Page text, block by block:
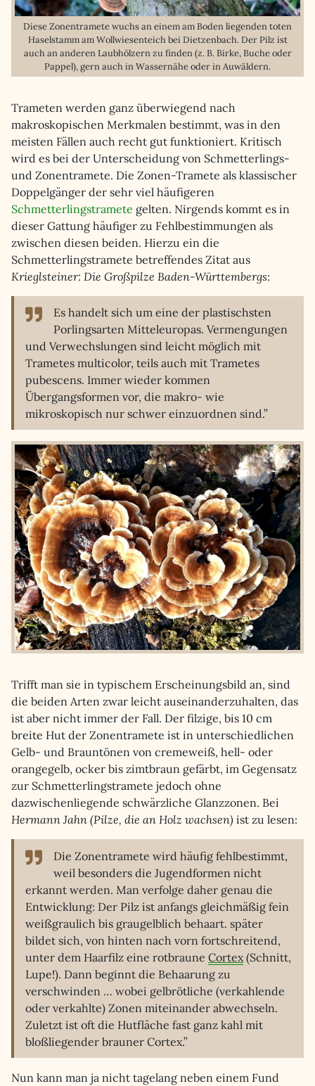
Diese Zonentramete wuchs an einem am Boden liegenden toten
Haselstamm am Wollwiesenteich bei Dietzenbach. Der Pilz ist
auch an anderen Laubhölzern zu finden (z. B. Birke, Buche oder
Pappel), gern auch in Wassernähe oder in Auwäldern.
Trameten werden ganz überwiegend nach
makroskopischen Merkmalen bestimmt, was in den
meisten Fällen auch recht gut funktioniert. Kritisch
wird es bei der Unterscheidung von Schmetterlings-
und Zonentramete. Die Zonen-Tramete als klassischer
Doppelgänger der sehr viel häufigeren
Schmetterlingstramete gelten. Nirgends kommt es in
dieser Gattung häufiger zu Fehlbestimmungen als
zwischen diesen beiden. Hierzu ein die
Schmetterlingstramete betreffendes Zitat aus
Krieglsteiner: Die Großpilze Baden-Württembergs:
Es handelt sich um eine der plastischsten
Porlingsarten Mitteleuropas. Vermengungen
und Verwechslungen sind leicht möglich mit
Trametes multicolor, teils auch mit Trametes
pubescens. Immer wieder kommen
Übergangsformen vor, die makro- wie
mikroskopisch nur schwer einzuordnen sind.”
Trifft man sie in typischem Erscheinungsbild an, sind
die beiden Arten zwar leicht auseinanderzuhalten, das
ist aber nicht immer der Fall. Der filzige, bis 10 cm
breite Hut der Zonentramete ist in unterschiedlichen
Gelb- und Brauntönen von cremeweiß, hell- oder
orangegelb, ocker bis zimtbraun gefärbt, im Gegensatz
zur Schmetterlingstramete jedoch ohne
dazwischenliegende schwärzliche Glanzzonen. Bei
Hermann Jahn (Pilze, die an Holz wachsen) ist zu lesen:
Die Zonentramete wird häufig fehlbestimmt,
weil besonders die Jugendformen nicht
erkannt werden. Man verfolge daher genau die
Entwicklung: Der Pilz ist anfangs gleichmäßig fein
weißgraulich bis graugelblich behaart. später
bildet sich, von hinten nach vorn fortschreitend,
unter dem Haarfilz eine rotbraune Cortex (Schnitt,
Lupe!). Dann beginnt die Behaarung zu
verschwinden … wobei gelbrötliche (verkahlende
oder verkahlte) Zonen miteinander abwechseln.
Zuletzt ist oft die Hutfläche fast ganz kahl mit
bloßliegender brauner Cortex.”
Nun kann man ja nicht tagelang neben einem Fund